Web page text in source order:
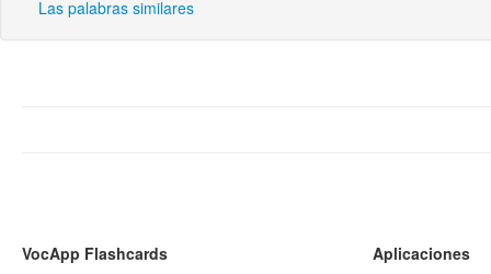
Las palabras similares
VocApp Flashcards
Aplicaciones